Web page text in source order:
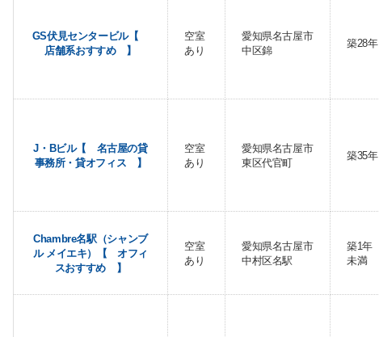
GS伏見センタービル【
店舗系おすすめ 】
空室
あり
愛知県名古屋市
中区錦
築28年
J・Bビル【 名古屋の貸
事務所・貸オフィス 】
空室
あり
愛知県名古屋市
東区代官町
築35年
Chambre名駅（シャンブ
ル メイエキ）【 オフィ
スおすすめ 】
空室
あり
愛知県名古屋市
中村区名駅
築1年
未満